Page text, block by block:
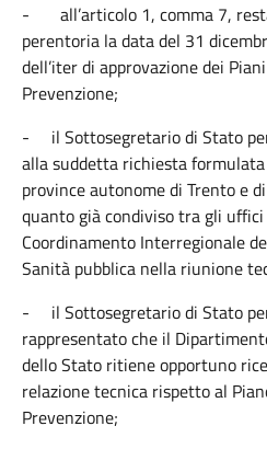
- all’articolo 1, comma 7,
perentoria la data del 31
dell’iter di approvazione dei
Prevenzione;
- il Sottosegretario di Stato
alla suddetta richiesta
province autonome di Trento e
quanto già condiviso tra gli
Coordinamento Interregionale
Sanità pubblica nella riunione
- il Sottosegretario di Stato
rappresentato che il
dello Stato ritiene opportuno
relazione tecnica rispetto al
Prevenzione;